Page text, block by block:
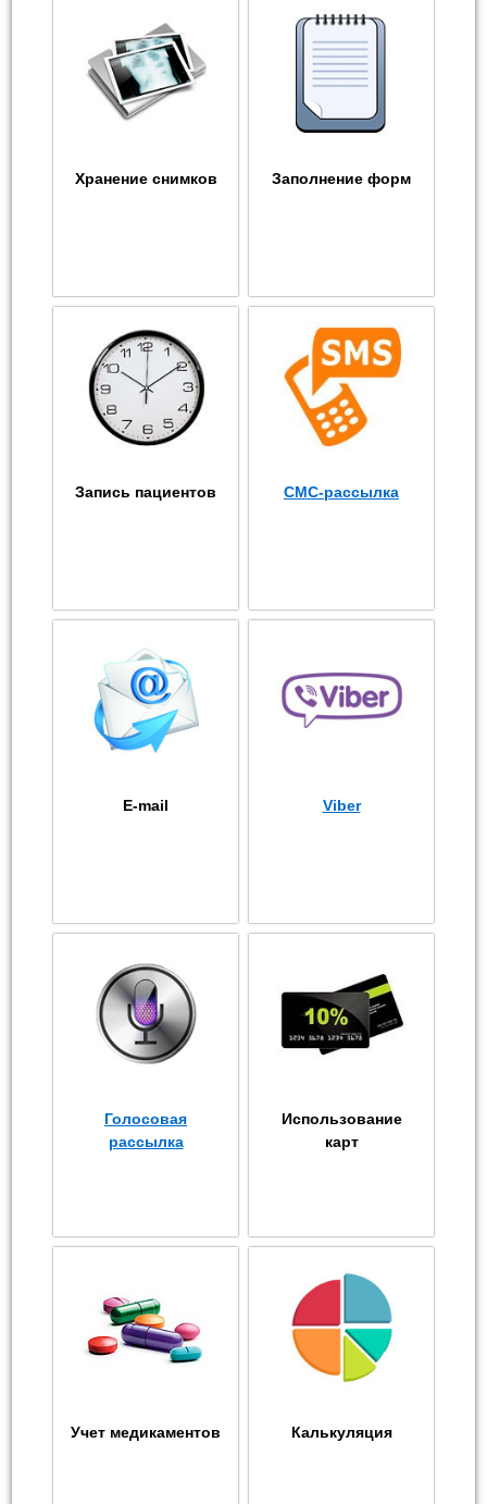
Хранение снимков Заполнение форм
Запись пациентов СМС-рассылка
E-mail Viber
Голосовая
рассылка
Использование
карт
Учет медикаментов Калькуляция